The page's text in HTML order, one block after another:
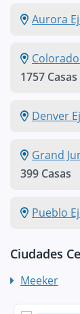
Aurora
1757 Casas
Denver
Grand
399 Casas
Pueblo
Ciudades
Meeker